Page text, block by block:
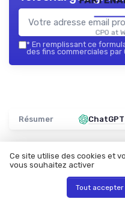
CPO at
* En remplissant ce
des fins commerciales par
Résumer ChatGPT
Recevez les
CPO
Ce site utilise des cookies et
vous souhaitez activer
Tout accepter